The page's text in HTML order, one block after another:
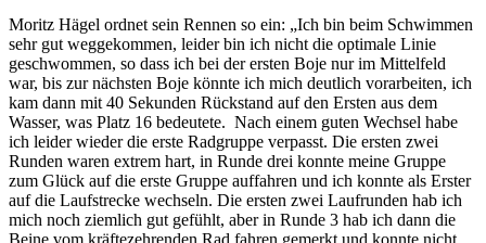
Moritz Hägel ordnet sein Rennen so ein: „Ich bin beim Schwimmen
sehr gut weggekommen, leider bin ich nicht die optimale Linie
geschwommen, so dass ich bei der ersten Boje nur im Mittelfeld
war, bis zur nächsten Boje könnte ich mich deutlich vorarbeiten, ich
kam dann mit 40 Sekunden Rückstand auf den Ersten aus dem
Wasser, was Platz 16 bedeutete. Nach einem guten Wechsel habe
ich leider wieder die erste Radgruppe verpasst. Die ersten zwei
Runden waren extrem hart, in Runde drei konnte meine Gruppe
zum Glück auf die erste Gruppe auffahren und ich konnte als Erster
auf die Laufstrecke wechseln. Die ersten zwei Laufrunden hab ich
mich noch ziemlich gut gefühlt, aber in Runde 3 hab ich dann die